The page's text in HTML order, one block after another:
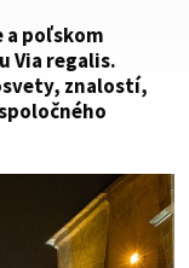
a poľskom
Via regalis.
znalostí,